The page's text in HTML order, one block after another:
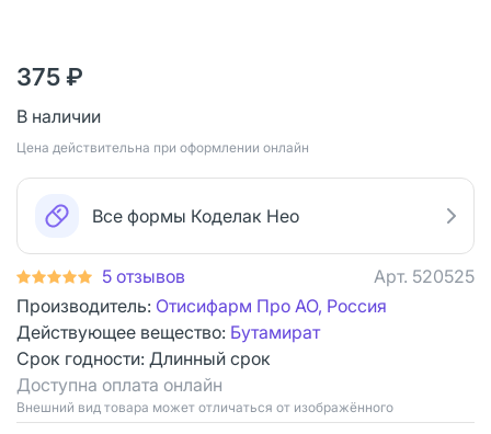
375 ₽
В наличии
Цена действительна при оформлении онлайн
Все формы Коделак Нео
5 отзывов Арт. 520525
Производитель: Отисифарм Про АО, Россия
Действующее вещество: Бутамират
Срок годности: Длинный срок
Доступна оплата онлайн
Bнешний вид товара может отличаться от изображённого